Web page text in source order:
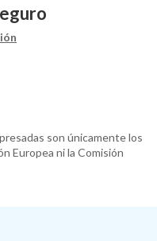
son únicamente los
Europea ni la Comisión